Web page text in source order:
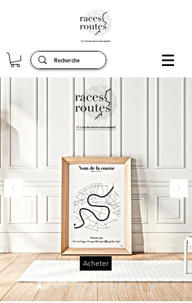
Acheter